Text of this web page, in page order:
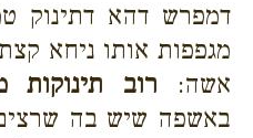
דמפרש דהא דתינוק
מגפפות אותו ניחא
אשה: רוב תינוקות
באשפה שיש בה